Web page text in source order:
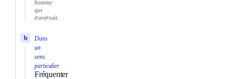
homme
qui
traversait.
Dans
un
sens
particulier.
Fréquenter
b